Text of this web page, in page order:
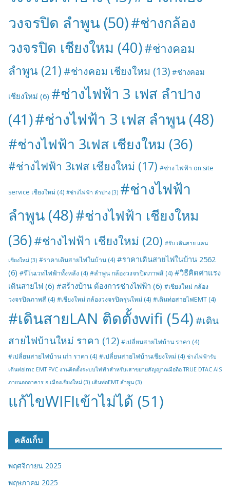
วงจรปิด ลำพูน (50)#ช่างกล้อง
วงจรปิด เชียงใหม (40)#ช่างคอม
ลำพูน (21) #ช่างคอม เชียงใหม (13) #ช่างคอม
เชียงใหม่ (6) #ช่างไฟฟ้า 3 เฟส ลำปาง
(41)#ช่างไฟฟ้า 3 เฟส ลำพูน (48)
#ช่างไฟฟ้า 3เฟส เชียงใหม (36)
#ช่างไฟฟ้า 3เฟส เชียงใหม่ (17) #ช่าง ไฟฟ้า on site
service เชียงใหม่ (4) #ช่างไฟฟ้า ลำปาง (3) #ช่างไฟฟ้า
ลำพูน (48)#ช่างไฟฟ้า เชียงใหม
(36)#ช่างไฟฟ้า เชียงใหม่ (20) #รับ เดินสาย แลน
เชียงใหม่ (3) #ราคาเดินสายไฟในบ้าน (4) #ราคาเดินสายไฟในบ้าน 2562
(6) #รีโนเวทไฟฟ้าทั้งหลัง (4) #ลำพูน กล้องวงจรปิดภาพสี (4) #วิธีคิดค่าแรง
เดินสายไฟ (6) #สร้างบ้าน ต้องการช่างไฟฟ้า (6) #เชียงใหม่ กล้อง
วงจรปิดภาพสี (4) #เชียงใหม่ กล้องวงจรปิดรุ่นใหม่ (4) #เดินท่อสายไฟEMT (4)
#เดินสายLAN ติดตั้งwifi (54) #เดิน
สายไฟบ้านใหม่ ราคา (12) #เปลี่ยนสายไฟบ้าน ราคา (4)
#เปลี่ยนสายไฟบ้าน เก่า ราคา (4) #เปลี่ยนสายไฟบ้านเชียงใหม่ (4) ช่างไฟฟ้ารับ
เดินท่อimc EMT PVC งานติดตั้งระบบไฟฟ้าสำหรับเสาขยายสัญญาณมือถือ TRUE DTAC AIS
ภายนอกอาคาร อ.เมืองเชียงใหม่ (3) เดินท่อEMT ลำพูน (3)
แก้ไขWIFIเข้าไม่ได้ (51)
คลังเก็บ
พฤศจิกายน 2025
พฤษภาคม 2025